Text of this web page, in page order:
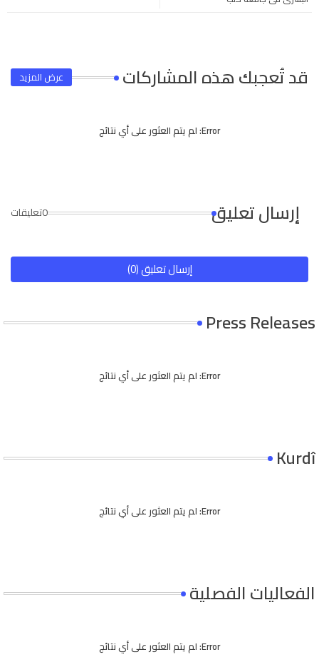
قد تُعجبك هذه المشاركات عرض المزيد
Error: لم يتم العثور على أي نتائج
إرسال تعليق 0تعليقات
إرسال تعليق (0)
Press Releases
Error: لم يتم العثور على أي نتائج
Kurdî
Error: لم يتم العثور على أي نتائج
الفعاليات الفصلية
Error: لم يتم العثور على أي نتائج